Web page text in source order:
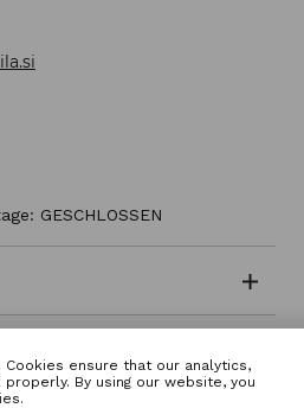
GESCHLOSSEN
Cookies ensure that our analytics,
By using our website, you